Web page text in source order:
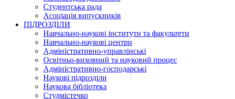
Студентська рада
Асоціація випускників
ПІДРОЗДІЛИ
Навчально-наукові інститути та факультети
Навчально-наукові центри
Адміністративно-управлінські
Освітньо-виховний та науковий процес
Адміністративно-господарські
Наукові підрозділи
Наукова бібліотека
Студмістечко